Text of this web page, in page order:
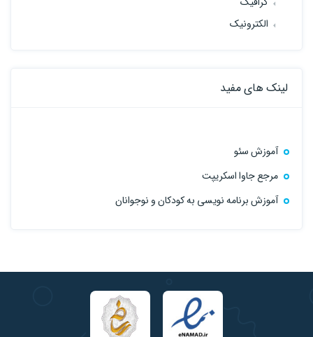
الکترونیک
لینک های مفید
آموزش سئو
مرجع جاوا اسکریپت
آموزش برنامه نویسی به کودکان و نوجوانان